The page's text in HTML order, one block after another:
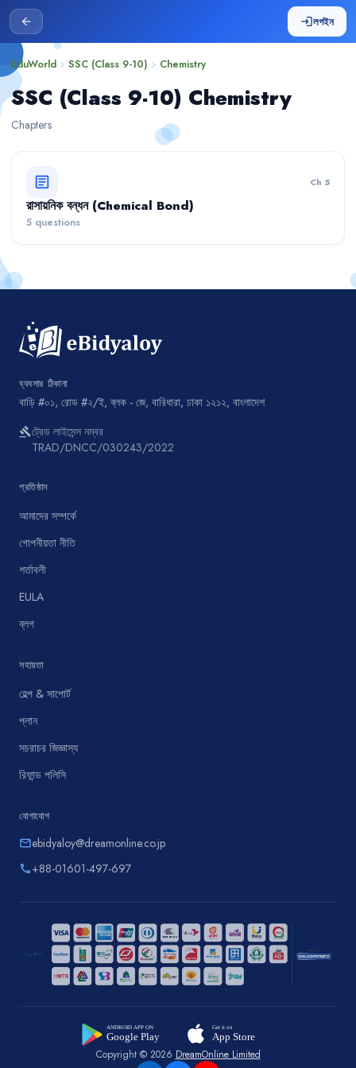
arrow_back loginলগইন
EduWorld chevron_right SSC (Class 9-10) chevron_right Chemistry
SSC (Class 9-10) Chemistry
Chapters
article Ch 5
রাসায়নিক বন্ধন (Chemical Bond)
5 questions
ব্যবসার ঠিকানা
বাড়ি #০১, রোড #২/ই, ব্লক - জে, বারিধারা, ঢাকা ১২১২, বাংলাদেশ
gavelট্রেড লাইসেন্স নম্বর
TRAD/DNCC/030243/2022
প্রতিষ্ঠান
আমাদের সম্পর্কে
গোপনীয়তা নীতি
শর্তাবলী
EULA
ব্লগ
সহায়তা
হেল্প & সাপোর্ট
প্লান
সচরাচর জিজ্ঞাস্য
রিফান্ড পলিসি
যোগাযোগ
emailebidyaloy@dreamonline.co.jp
phone+88-01601-497-697
Copyright © 2026 DreamOnline Limited